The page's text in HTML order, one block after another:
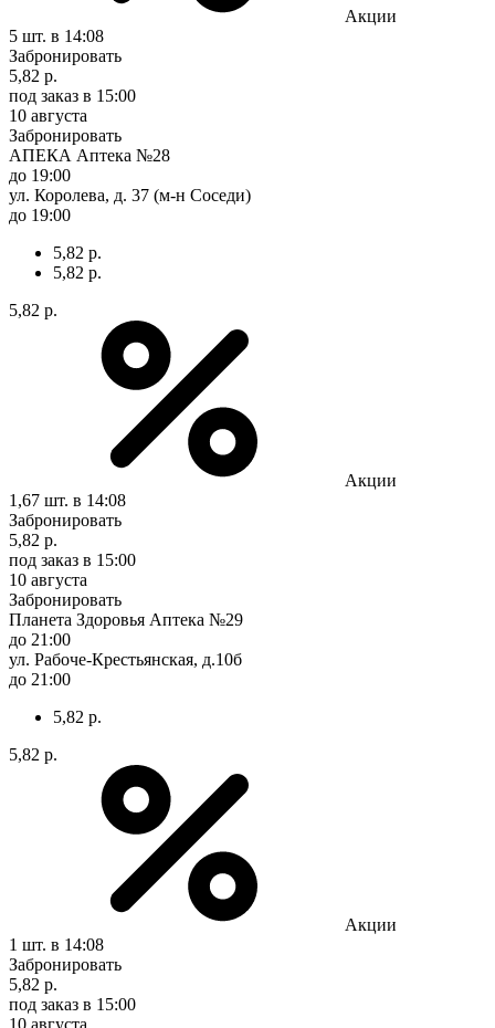
Акции
5 шт. в 14:08
Забронировать
5,82 р.
под заказ в 15:00
10 августа
Забронировать
АПЕКА Аптека №28
до 19:00
ул. Королева, д. 37 (м-н Соседи)
до 19:00
5,82 р.
5,82 р.
5,82 р.
Акции
1,67 шт. в 14:08
Забронировать
5,82 р.
под заказ в 15:00
10 августа
Забронировать
Планета Здоровья Аптека №29
до 21:00
ул. Рабоче-Крестьянская, д.10б
до 21:00
5,82 р.
5,82 р.
Акции
1 шт. в 14:08
Забронировать
5,82 р.
под заказ в 15:00
10 августа